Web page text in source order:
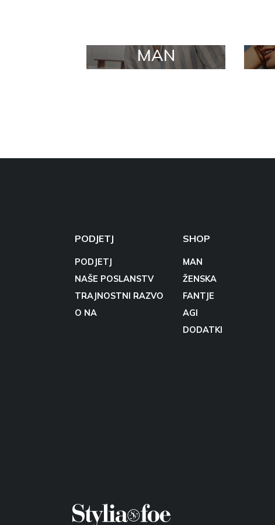
MAN
PODJETJ
PODJETJ
NAŠE POSLANSTV
TRAJNOSTNI RAZVO
O NA
SHOP
MAN
ŽENSKA
FANTJE
AGI
DODATKI